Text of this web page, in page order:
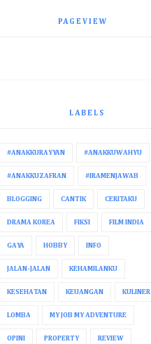
PAGEVIEW
LABELS
#ANAKKURAYYAN #ANAKKUWAHYU
#ANAKKUZAFRAN #IRAMENJAWAB
BLOGGING CANTIK CERITAKU
DRAMA KOREA FIKSI FILM INDIA
GAYA HOBBY INFO
JALAN-JALAN KEHAMILANKU
KESEHATAN KEUANGAN KULINER
LOMBA MY JOB MY ADVENTURE
OPINI PROPERTY REVIEW